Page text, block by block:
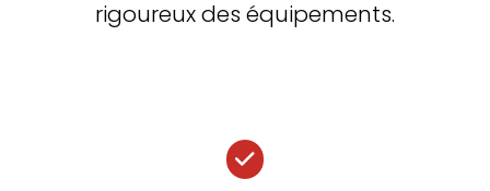
rigoureux des équipements.